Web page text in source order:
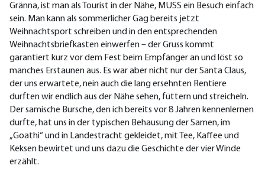
Gränna, ist man als Tourist in der Nähe, MUSS ein Besuch einfach
sein. Man kann als sommerlicher Gag bereits jetzt
Weihnachtsport schreiben und in den entsprechenden
Weihnachtsbriefkasten einwerfen – der Gruss kommt
garantiert kurz vor dem Fest beim Empfänger an und löst so
manches Erstaunen aus. Es war aber nicht nur der Santa Claus,
der uns erwartete, nein auch die lang ersehnten Rentiere
durften wir endlich aus der Nähe sehen, füttern und streicheln.
Der samische Bursche, den ich bereits vor 8 Jahren kennenlernen
durfte, hat uns in der typischen Behausung der Samen, im
„Goathi“ und in Landestracht gekleidet, mit Tee, Kaffee und
Keksen bewirtet und uns dazu die Geschichte der vier Winde
erzählt.